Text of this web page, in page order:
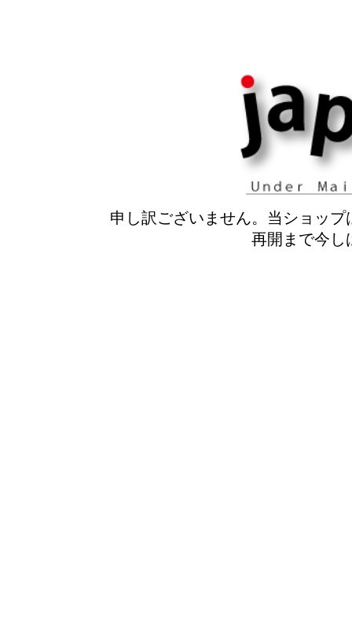
申し訳ございません。当ショッ
再開まで今し